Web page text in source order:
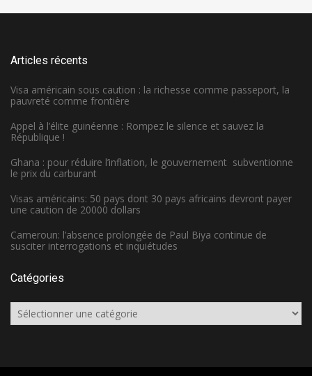
Articles récents
Visa américain sous caution : la richesse comme passeport, la
pauvreté comme frontière
Appel à l’élite guinéenne : Rompez le silence et sauvez la
République !
Ghana : pour réduire l’inflation, le gouvernement subventionne
le prix du carburant
Visas américains: 50 pays dont 30 pays africains devront payer
une caution de 20000 dollars
Cameroun: l’absence prolongée de Paul Biya continue de
susciter interrogations et inquiétudes
Catégories
Catégories